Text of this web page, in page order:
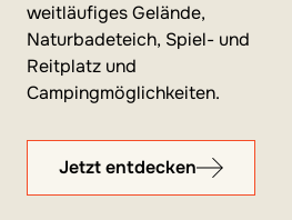
weitläufiges Gelände,
Naturbadeteich, Spiel- und
Reitplatz und
Campingmöglichkeiten.
Jetzt entdecken